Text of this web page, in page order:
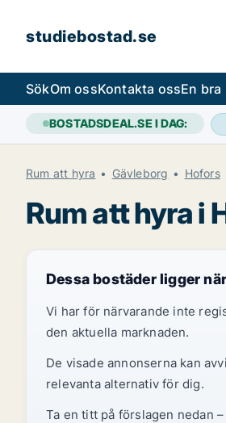
studiebostad.se
SökOm ossKontakta ossEn
BOSTADSDEAL.SE I DAG:
Rum att hyra Gävleborg Hofors
Rum att hyra i
Dessa bostäder ligger
Vi har för närvarande inte
den aktuella marknaden.
De visade annonserna kan
relevanta alternativ för dig.
Ta en titt på förslagen nedan